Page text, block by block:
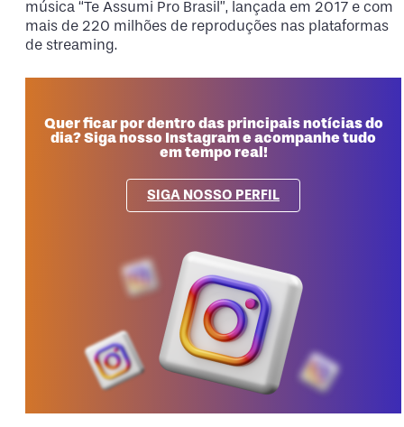
música “Te Assumi Pro Brasil”, lançada em 2017 e com
mais de 220 milhões de reproduções nas plataformas
de streaming.
Quer ficar por dentro das principais notícias do
dia? Siga nosso Instagram e acompanhe tudo
em tempo real!
SIGA NOSSO PERFIL